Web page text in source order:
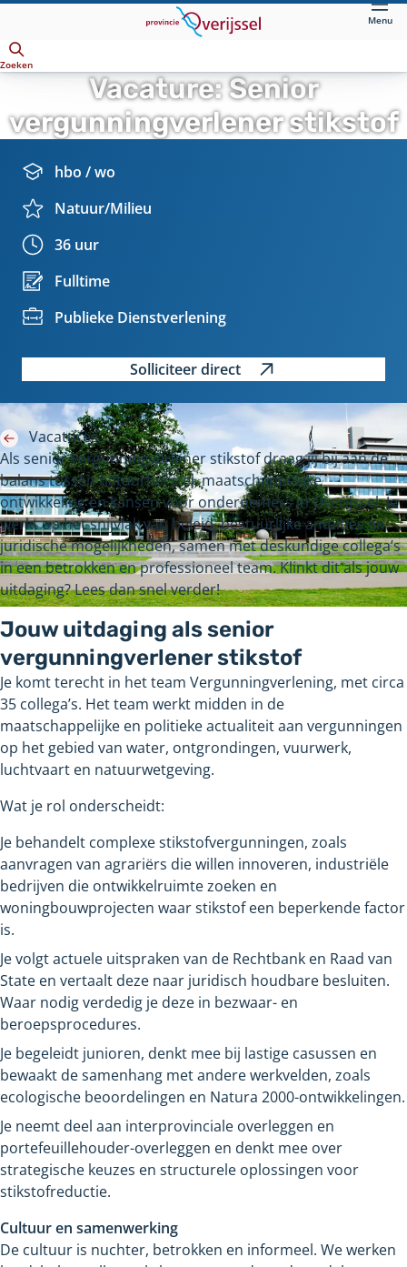
hoofdinhoud
Menu
Zoeken
Vacature: Senior
vergunningverlener stikstof
Details
Opleidingsiveau:
hbo / wo
Vakgebied:
Natuur/Milieu
Uren
week:
36 uur
Contract:
Fulltime
Eenheid:
Publieke Dienstverlening
Solliciteer direct
Vacatures
Als senior vergunningverlener stikstof draag jij bij aan de
balans tussen natuurherstel, maatschappelijke
ontwikkeling en kansen voor ondernemers in Overijssel. Je
werkt op het snijvlak van beleid, bestuurlijke ambities en
juridische mogelijkheden, samen met deskundige collega’s
in een betrokken en professioneel team. Klinkt dit als jouw
uitdaging? Lees dan snel verder!
Jouw uitdaging als senior
vergunningverlener stikstof
Je komt terecht in het team Vergunningverlening, met circa
35 collega’s. Het team werkt midden in de
maatschappelijke en politieke actualiteit aan vergunningen
op het gebied van water, ontgrondingen, vuurwerk,
luchtvaart en natuurwetgeving.
Wat je rol onderscheidt:
Je behandelt complexe stikstofvergunningen, zoals
aanvragen van agrariërs die willen innoveren, industriële
bedrijven die ontwikkelruimte zoeken en
woningbouwprojecten waar stikstof een beperkende factor
is.
Je volgt actuele uitspraken van de Rechtbank en Raad van
State en vertaalt deze naar juridisch houdbare besluiten.
Waar nodig verdedig je deze in bezwaar- en
beroepsprocedures.
Je begeleidt junioren, denkt mee bij lastige casussen en
bewaakt de samenhang met andere werkvelden, zoals
ecologische beoordelingen en Natura 2000-ontwikkelingen.
Je neemt deel aan interprovinciale overleggen en
portefeuillehouder-overleggen en denkt mee over
strategische keuzes en structurele oplossingen voor
stikstofreductie.
Cultuur en samenwerking
De cultuur is nuchter, betrokken en informeel. We werken